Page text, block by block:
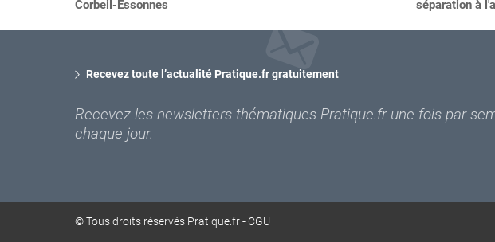
Corbeil-Essonnes
séparation à
Recevez toute l’actualité Pratique.fr gratuitement
Recevez les newsletters thématiques Pratique.fr une fois par
chaque jour.
© Tous droits réservés Pratique.fr - CGU